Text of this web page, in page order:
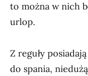
to można w nich
urlop.
Z reguły
do spania,